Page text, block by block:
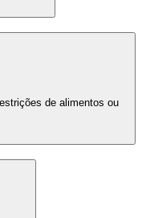
de alimentos ou